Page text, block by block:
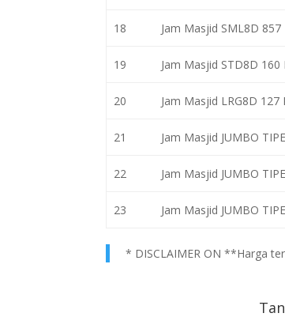
18 Jam Masjid SML8D 857
19 Jam Masjid STD8D 160
20 Jam Masjid LRG8D 127
21 Jam Masjid JUMBO
22 Jam Masjid JUMBO
23 Jam Masjid JUMBO
* DISCLAIMER ON **Harga